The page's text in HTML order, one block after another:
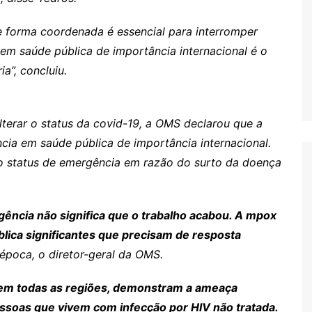
coordenada é essencial para interromper
saúde pública de importância internacional é o
concluiu.
o status da covid-19, a OMS declarou que a
em saúde pública de importância internacional.
de emergência em razão do surto da doença
não significa que o trabalho acabou. A mpox
significantes que precisam de resposta
o diretor-geral da OMS.
todas as regiões, demonstram a ameaça
que vivem com infecção por HIV não tratada.